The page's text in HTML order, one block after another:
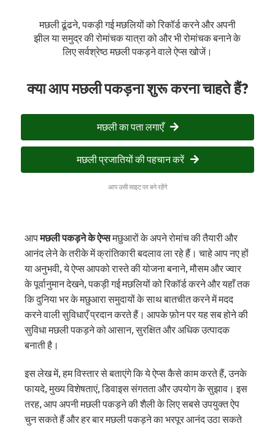
मछली ढूंढने, पकड़ी गई मछलियों को रिकॉर्ड करने और अपनी
झील या समुद्र की रोमांचक यात्रा को और भी रोमांचक बनाने के
लिए सर्वश्रेष्ठ मछली पकड़ने वाले ऐप्स खोजें।
क्या आप मछली पकड़ना शुरू करना चाहते हैं?
मछली का पता लगाएँ
मछली प्रजातियों की पहचान करें
आप उसी साइट पर बने रहेंगे
आपमछली पकड़ने के ऐप्समछुआरों के अपने रोमांच की तैयारी और
आनंद लेने के तरीके में क्रांतिकारी बदलाव ला रहे हैं। चाहे आप नए हों
या अनुभवी, ये ऐप्स आपको रास्ते की योजना बनाने, मौसम और ज्वार
के पूर्वानुमान देखने, पकड़ी गई मछलियों को रिकॉर्ड करने और यहाँ तक
कि दुनिया भर के मछुआरा समुदायों के साथ बातचीत करने में मदद
करने वाली सुविधाएँ प्रदान करते हैं। आपके फ़ोन पर यह सब होने की
सुविधा मछली पकड़ने को आसान, सुरक्षित और अधिक उत्पादक
बनाती है।
इस लेख में, हम विस्तार से बताएंगे कि ये ऐप्स कैसे काम करते हैं, उनके
फायदे, मुख्य विशेषताएं, डिवाइस संगतता और उपयोग के सुझाव। इस
तरह, आप अपनी मछली पकड़ने की शैली के लिए सबसे उपयुक्त ऐप
चुन सकते हैं और हर बार मछली पकड़ने का भरपूर आनंद उठा सकते